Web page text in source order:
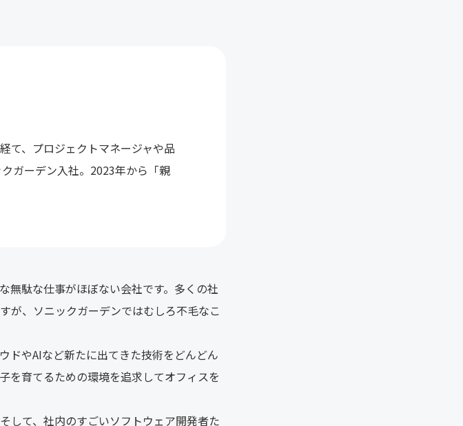
て、プロジェクトマネージャや品
ガーデン入社。2023年から「親
無駄な仕事がほぼない会社です。多くの社
が、ソニックガーデンではむしろ不毛なこ
ドやAIなど新たに出てきた技術をどんどん
を育てるための環境を追求してオフィスを
して、社内のすごいソフトウェア開発者た